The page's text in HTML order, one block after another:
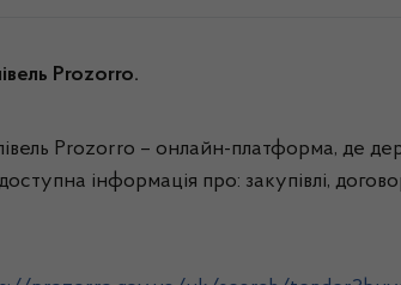
Prozorro.
Prozorro – онлайн-платформа, де
інформація про: закупівлі,